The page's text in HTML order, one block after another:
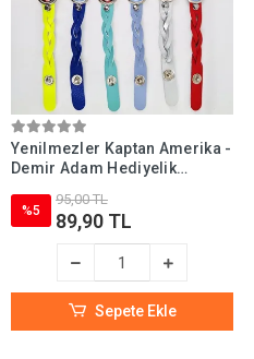
Yenilmezler Kaptan Amerika -
Demir Adam Hediyelik
%5
95,00 TL
89,90 TL
Sepete Ekle